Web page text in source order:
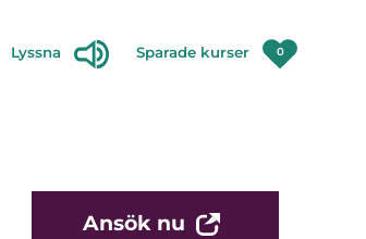
Lyssna Sparade kurser 0
Ansök nu